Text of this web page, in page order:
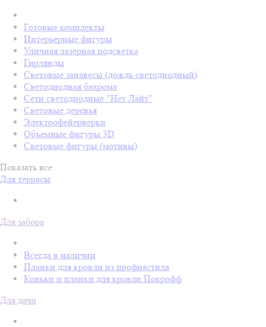
Готовые комплекты
Интерьерные фигуры
Уличная лазерная подсветка
Гирлянды
Световые занавесы (дождь светодиодный)
Светодиодная бахрома
Сети светодиодные "Нет Лайт"
Световые деревья
Электрофейерверки
Объемные фигуры 3D
Световые фигуры (мотивы)
Показать все
Для террасы
Для забора
Всегда в наличии
Планки для кровли из профнастила
Коньки и планки для кровли Покрофф
Для дачи